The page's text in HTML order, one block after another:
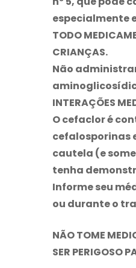
especialmente
TODO
CRIANÇAS.
Não
INTERAÇÕES
O cefaclor é
cefalosporinas
cautela (e
tenha
Informe seu
ou durante o
NÃO TOME
SER PERIGOSO